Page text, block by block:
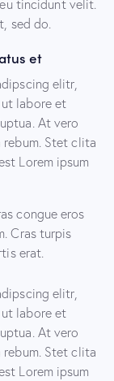
tincidunt velit.
sed do.
et
elitr,
labore et
At vero
Stet clita
Lorem ipsum
congue eros
Cras turpis
erat.
elitr,
labore et
At vero
Stet clita
Lorem ipsum